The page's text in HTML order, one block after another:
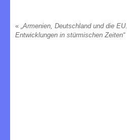
« „Armenien, Deutschland und die EU.
Entwicklungen in stürmischen Zeiten“